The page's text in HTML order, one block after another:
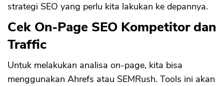
strategi SEO yang perlu kita lakukan ke depannya.
Cek On-Page SEO Kompetitor dan
Traffic
Untuk melakukan analisa on-page, kita bisa
menggunakan Ahrefs atau SEMRush. Tools ini akan